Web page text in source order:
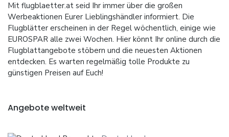
Mit flugblaetter.at seid Ihr immer über die großen
Werbeaktionen Eurer Lieblingshändler informiert. Die
Flugblätter erscheinen in der Regel wöchentlich, einige wie
EUROSPAR alle zwei Wochen. Hier könnt Ihr online durch die
Flugblattangebote stöbern und die neuesten Aktionen
entdecken. Es warten regelmäßig tolle Produkte zu
günstigen Preisen auf Euch!
Angebote weltweit